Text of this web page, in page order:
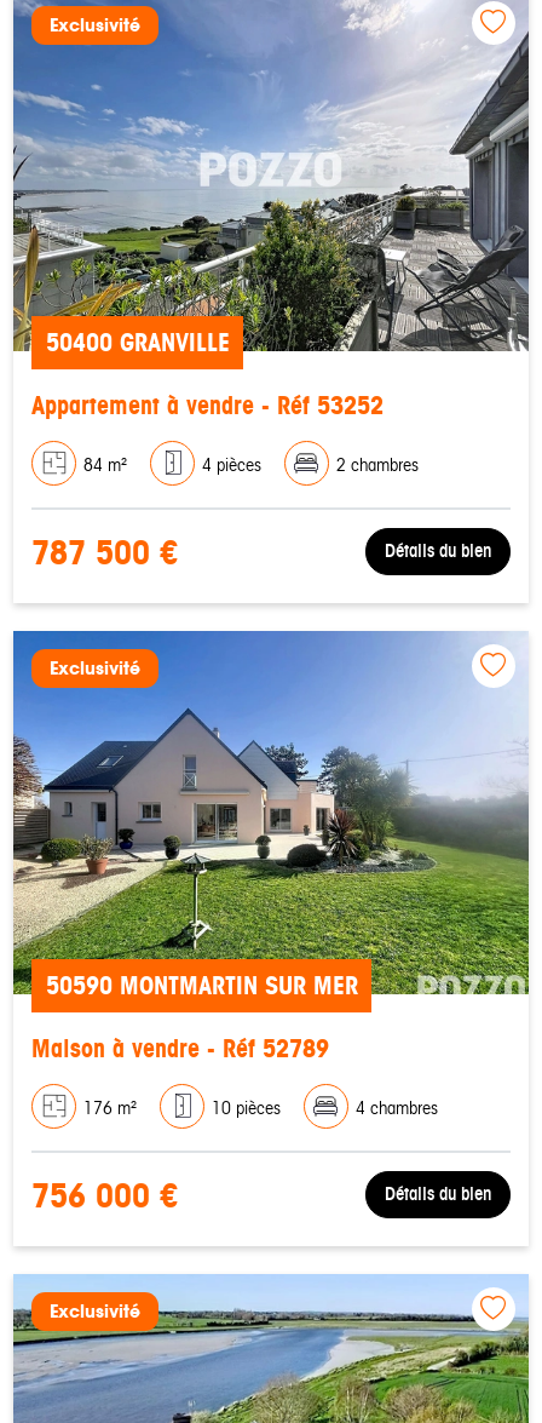
Exclusivité
50400 GRANVILLE
Appartement à vendre - Réf 53252
84 m² 4 pièces 2 chambres
787 500 € Détails du bien
Exclusivité
50590 MONTMARTIN SUR MER
Maison à vendre - Réf 52789
176 m² 10 pièces 4 chambres
756 000 € Détails du bien
Exclusivité